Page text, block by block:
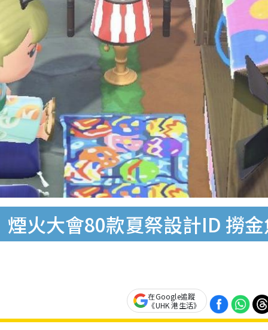
火大會80款夏祭設計ID 撈
在Google追蹤
《UHK 港生活》